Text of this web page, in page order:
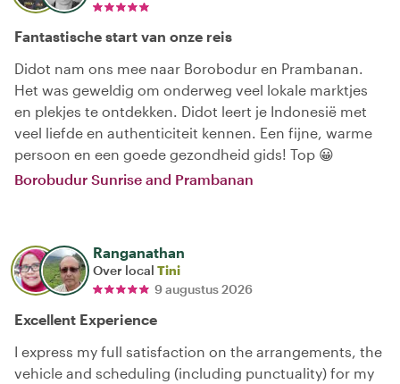
Fantastische start van onze reis
Didot nam ons mee naar Borobodur en Prambanan.
Het was geweldig om onderweg veel lokale marktjes
en plekjes te ontdekken. Didot leert je Indonesië met
veel liefde en authenticiteit kennen. Een fijne, warme
persoon en een goede gezondheid gids! Top 😀
Borobudur Sunrise and Prambanan
Ranganathan
Over local Tini
9 augustus 2026
Excellent Experience
I express my full satisfaction on the arrangements, the
vehicle and scheduling (including punctuality) for my